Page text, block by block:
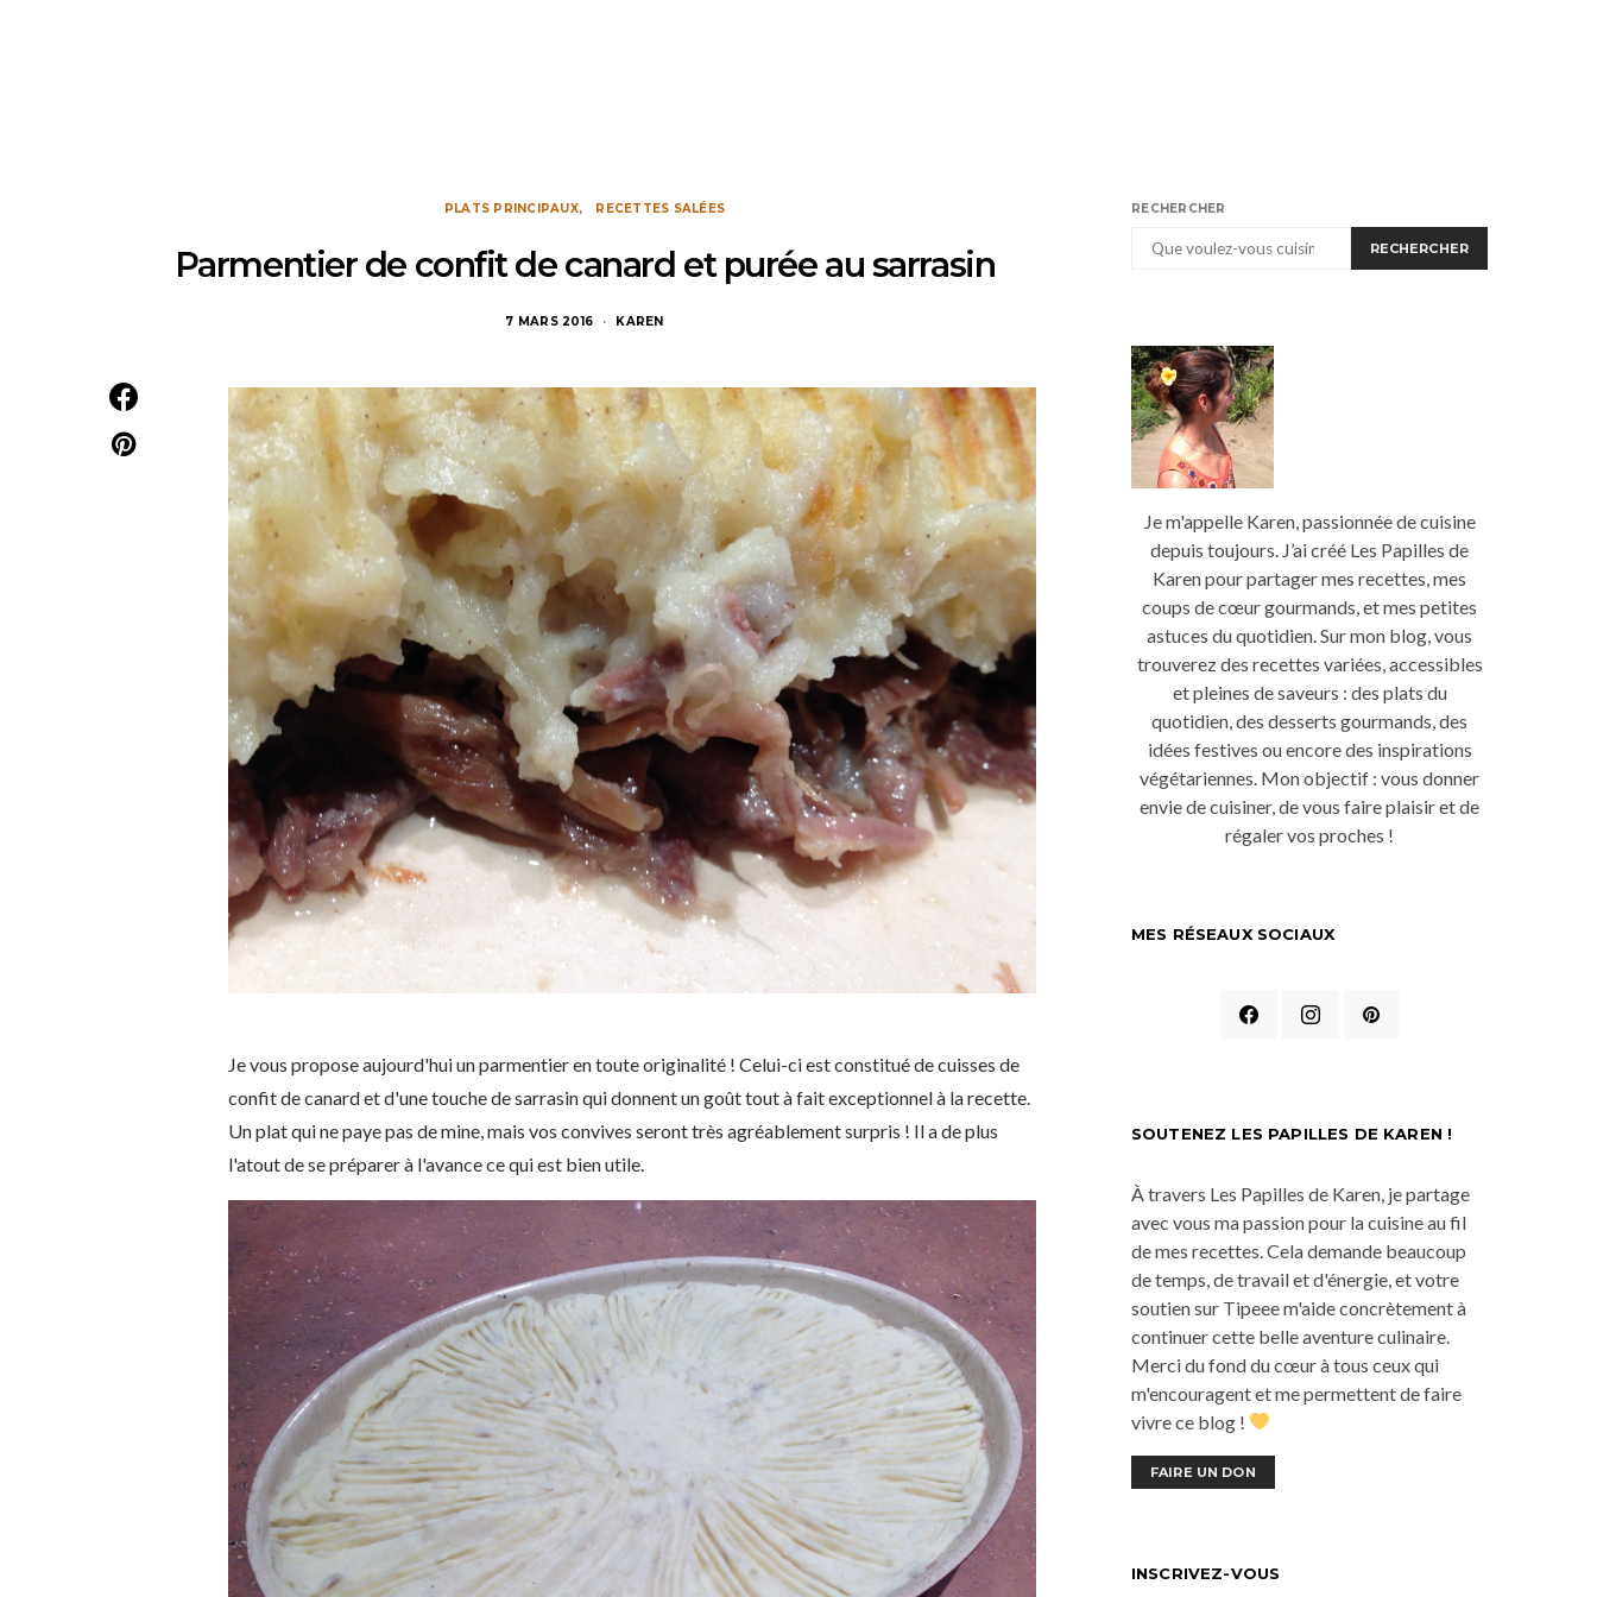
PLATS PRINCIPAUX RECETTES SALÉES
Parmentier de confit de canard et purée au sarrasin
7 MARS 2016 KAREN
Je vous propose aujourd'hui un parmentier en toute originalité ! Celui-ci est constitué de cuisses de
confit de canard et d'une touche de sarrasin qui donnent un goût tout à fait exceptionnel à la recette.
Un plat qui ne paye pas de mine, mais vos convives seront très agréablement surpris ! Il a de plus
l'atout de se préparer à l'avance ce qui est bien utile.
RECHERCHER
RECHERCHER
Je m'appelle Karen, passionnée de cuisine
depuis toujours. J’ai créé Les Papilles de
Karen pour partager mes recettes, mes
coups de cœur gourmands, et mes petites
astuces du quotidien. Sur mon blog, vous
trouverez des recettes variées, accessibles
et pleines de saveurs : des plats du
quotidien, des desserts gourmands, des
idées festives ou encore des inspirations
végétariennes. Mon objectif : vous donner
envie de cuisiner, de vous faire plaisir et de
régaler vos proches !
MES RÉSEAUX SOCIAUX
SOUTENEZ LES PAPILLES DE KAREN !
À travers Les Papilles de Karen, je partage
avec vous ma passion pour la cuisine au fil
de mes recettes. Cela demande beaucoup
de temps, de travail et d'énergie, et votre
soutien sur Tipeee m'aide concrètement à
continuer cette belle aventure culinaire.
Merci du fond du cœur à tous ceux qui
m'encouragent et me permettent de faire
vivre ce blog !
FAIRE UN DON
INSCRIVEZ-VOUS